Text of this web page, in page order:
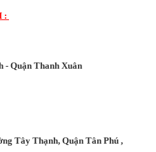
:
- Quận Thanh Xuân
Tây Thạnh, Quận Tân Phú ,